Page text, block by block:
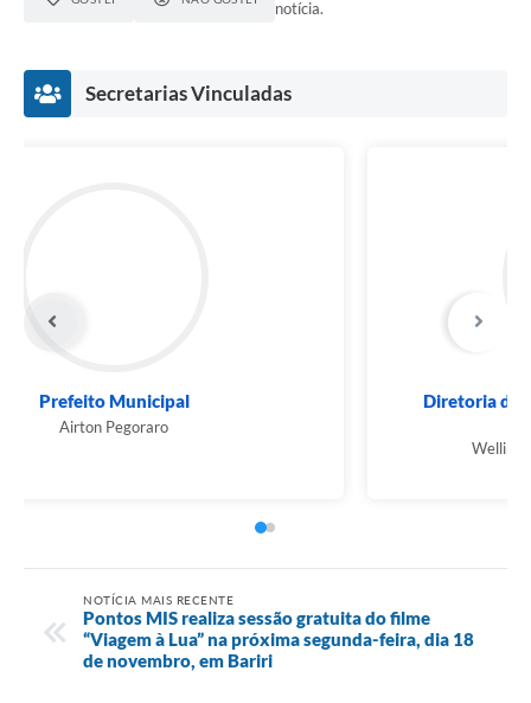
notícia.
Secretarias Vinculadas
NOTÍCIA MAIS RECENTE
Pontos MIS realiza sessão gratuita do filme
“Viagem à Lua” na próxima segunda-feira, dia 18
de novembro, em Bariri